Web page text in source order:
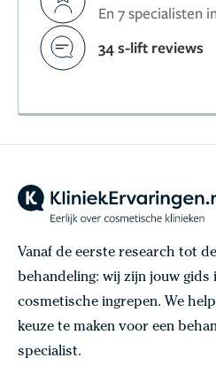
En 7 specialisten
34 s-lift reviews
Vanaf de eerste research tot
behandeling: wij zijn jouw gids
cosmetische ingrepen. We
keuze te maken voor een
specialist.